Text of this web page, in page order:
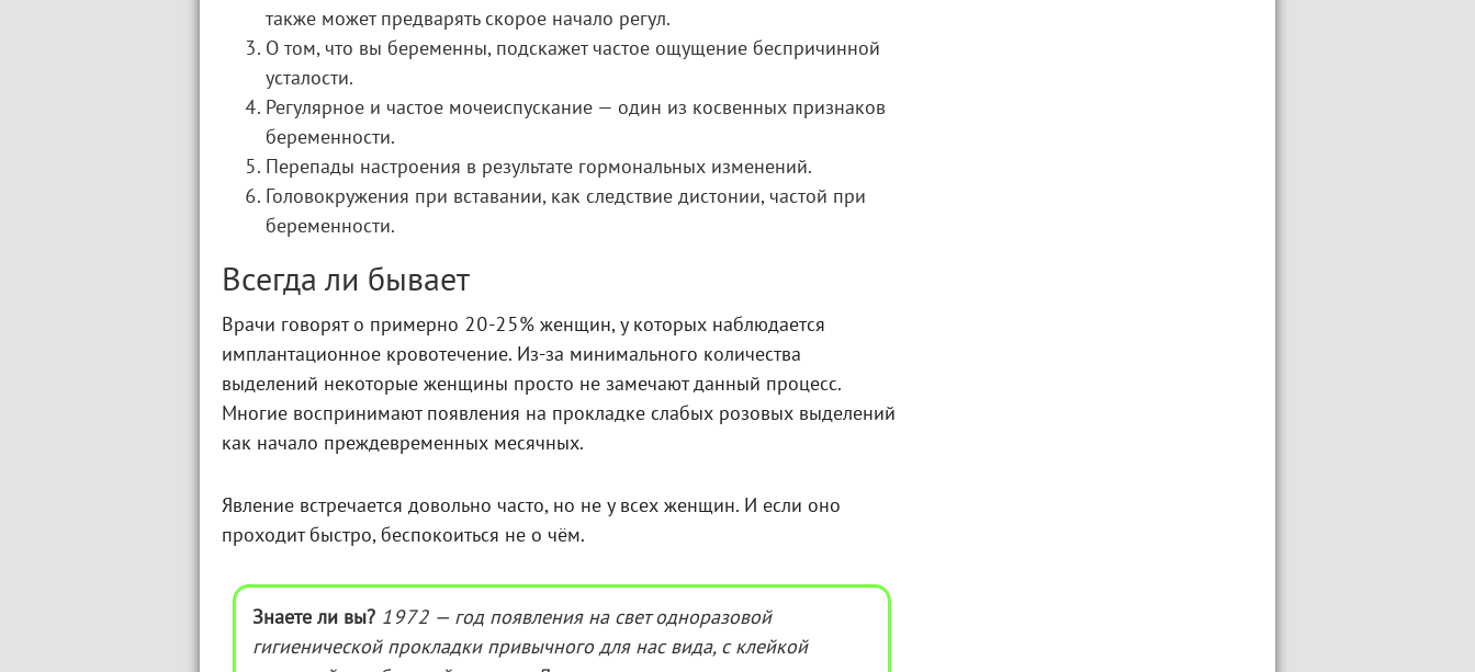
также может предварять скорое начало регул.
О том, что вы беременны, подскажет частое ощущение беспричинной
усталости.
Регулярное и частое мочеиспускание — один из косвенных признаков
беременности.
Перепады настроения в результате гормональных изменений.
Головокружения при вставании, как следствие дистонии, частой при
беременности.
Всегда ли бывает
Врачи говорят о примерно 20-25% женщин, у которых наблюдается
имплантационное кровотечение. Из-за минимального количества
выделений некоторые женщины просто не замечают данный процесс.
Многие воспринимают появления на прокладке слабых розовых выделений
как начало преждевременных месячных.
Явление встречается довольно часто, но не у всех женщин. И если оно
проходит быстро, беспокоиться не о чём.
Знаете ли вы? 1972 — год появления на свет одноразовой
гигиенической прокладки привычного для нас вида, с клейкой